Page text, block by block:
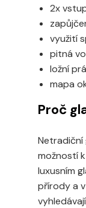
2x
využití
pitná
ložní
mapa
Proč
Netradiční
možností
luxusním
přírody a